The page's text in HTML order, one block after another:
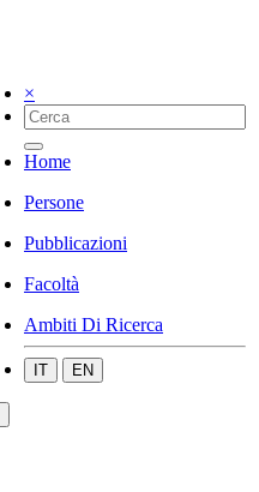
×
Home
Persone
Pubblicazioni
Facoltà
Ambiti Di Ricerca
IT EN